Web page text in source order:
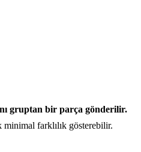
gruptan bir parça gönderilir.
farklılık gösterebilir.